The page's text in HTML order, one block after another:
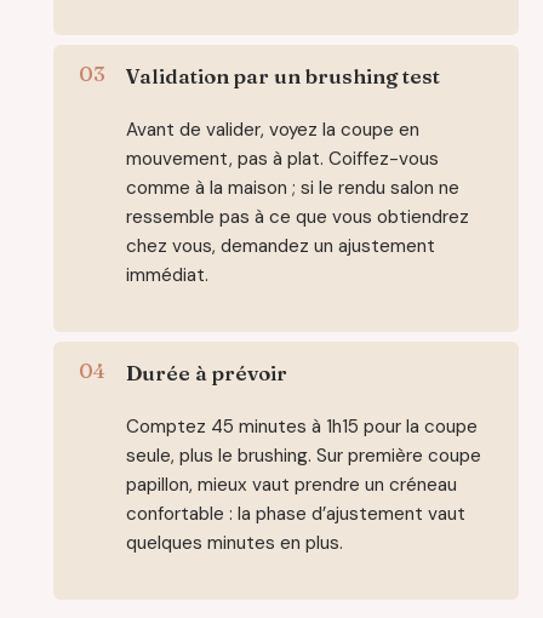
Validation par un brushing test
Avant de valider, voyez la coupe en
mouvement, pas à plat. Coiffez-vous
comme à la maison ; si le rendu salon ne
ressemble pas à ce que vous obtiendrez
chez vous, demandez un ajustement
immédiat.
Durée à prévoir
Comptez 45 minutes à 1h15 pour la coupe
seule, plus le brushing. Sur première coupe
papillon, mieux vaut prendre un créneau
confortable : la phase d’ajustement vaut
quelques minutes en plus.